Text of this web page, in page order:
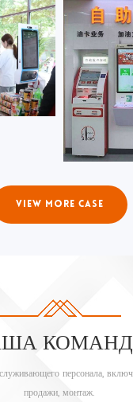
VIEW MORE CASE
персонала,
продажи, монтаж.